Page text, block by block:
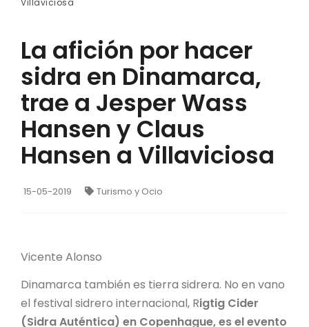
La afición por hacer
sidra en Dinamarca,
trae a Jesper Wass
Hansen y Claus
Hansen a Villaviciosa
15-05-2019 Turismo y Ocio
Vicente Alonso
Dinamarca también es tierra sidrera. No en vano
el festival sidrero internacional, Rigtig Cider
(Sidra Auténtica) en Copenhague, es el evento